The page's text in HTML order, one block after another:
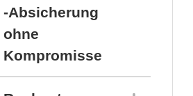
-Absicherung
ohne
Kompromisse